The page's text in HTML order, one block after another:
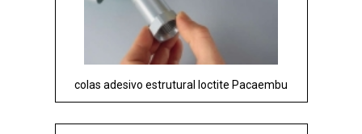
colas adesivo estrutural loctite Pacaembu